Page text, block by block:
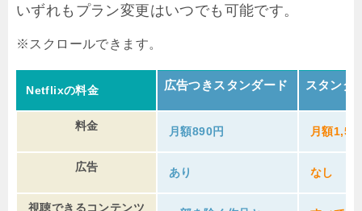
いずれもプラン変更はいつでも可能です。
Netflixの料金 広告つきスタンダード スタンダ
料金 月額890円 月額
広告 あり なし
視聴できるコンテンツ